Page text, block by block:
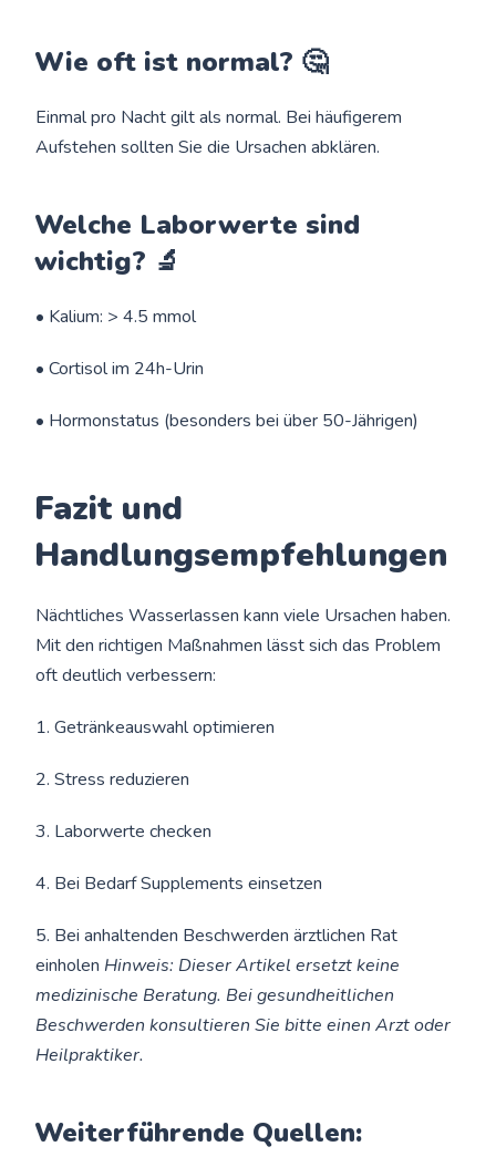
Wie oft ist normal? 🤔
Einmal pro Nacht gilt als normal. Bei häufigerem
Aufstehen sollten Sie die Ursachen abklären.
Welche Laborwerte sind
wichtig? 🔬
• Kalium: > 4.5 mmol
• Cortisol im 24h-Urin
• Hormonstatus (besonders bei über 50-Jährigen)
Fazit und
Handlungsempfehlungen
Nächtliches Wasserlassen kann viele Ursachen haben.
Mit den richtigen Maßnahmen lässt sich das Problem
oft deutlich verbessern:
1. Getränkeauswahl optimieren
2. Stress reduzieren
3. Laborwerte checken
4. Bei Bedarf Supplements einsetzen
5. Bei anhaltenden Beschwerden ärztlichen Rat
einholen Hinweis: Dieser Artikel ersetzt keine
medizinische Beratung. Bei gesundheitlichen
Beschwerden konsultieren Sie bitte einen Arzt oder
Heilpraktiker.
Weiterführende Quellen: